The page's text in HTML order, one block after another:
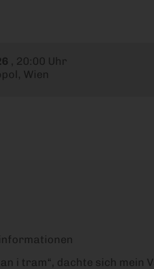
, 20:00 Uhr
Wien
i tram“, dachte sich